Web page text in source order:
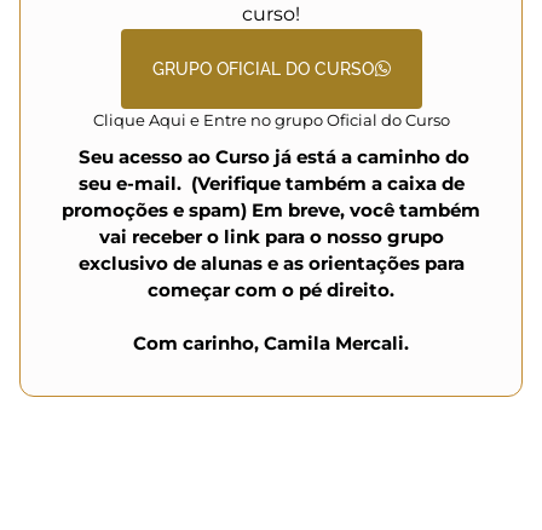
curso!
GRUPO OFICIAL DO CURSO
Clique Aqui e Entre no grupo Oficial do Curso
Seu acesso ao Curso já está a caminho do
seu e-mail. (Verifique também a caixa de
promoções e spam) Em breve, você também
vai receber o link para o nosso grupo
exclusivo de alunas e as orientações para
começar com o pé direito.
Com carinho, Camila Mercali.